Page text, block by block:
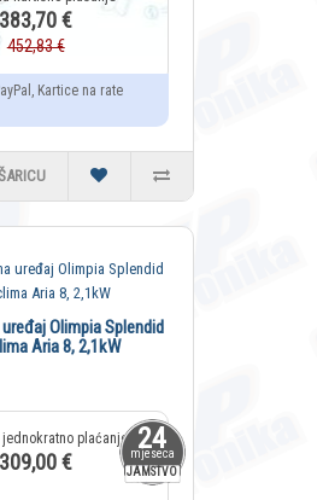
383,70 €
452,83 €
Kartice na rate
24
mjeseca
JAMSTVO
Olimpia Splendid
Aria 8, 2,1kW
309,00 €